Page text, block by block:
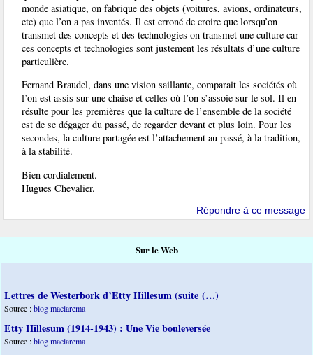
monde asiatique, on fabrique des objets (voitures, avions, ordinateurs,
etc) que l’on a pas inventés. Il est erroné de croire que lorsqu’on
transmet des concepts et des technologies on transmet une culture car
ces concepts et technologies sont justement les résultats d’une culture
particulière.
Fernand Braudel, dans une vision saillante, comparait les sociétés où
l’on est assis sur une chaise et celles où l’on s’assoie sur le sol. Il en
résulte pour les premières que la culture de l’ensemble de la société
est de se dégager du passé, de regarder devant et plus loin. Pour les
secondes, la culture partagée est l’attachement au passé, à la tradition,
à la stabilité.
Bien cordialement.
Hugues Chevalier.
Répondre à ce message
Sur le Web
Lettres de Westerbork d’Etty Hillesum (suite (…)
Source :blog maclarema
Etty Hillesum (1914-1943) : Une Vie bouleversée
Source :blog maclarema